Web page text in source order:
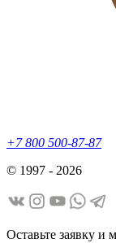
+7 800 500-87-87
© 1997 - 2026
Оставьте заявку и